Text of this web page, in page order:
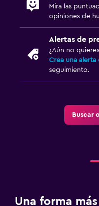
Mira las
opiniones de
Alertas de
¿Aún no
Crea una
seguimiento.
Buscar
Una forma